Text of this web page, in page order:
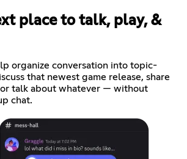
place to talk, play, &
organize conversation into topic-
that newest game release, share
talk about whatever — without
chat.